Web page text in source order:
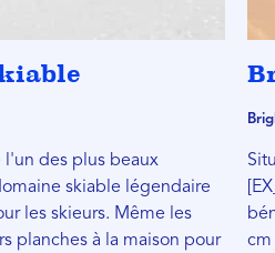
des plus beaux
skiable légendaire
les skieurs. Même les
planches à la maison pour
cm